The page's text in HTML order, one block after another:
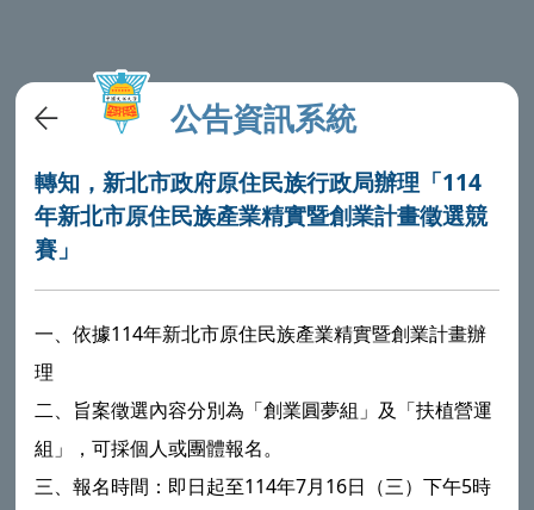
公告資訊系統
轉知，新北市政府原住民族行政局辦理「114
年新北市原住民族產業精實暨創業計畫徵選競
賽」
一、依據114年新北市原住民族產業精實暨創業計畫辦
理
二、旨案徵選內容分別為「創業圓夢組」及「扶植營運
組」，可採個人或團體報名。
三、報名時間：即日起至114年7月16日（三）下午5時